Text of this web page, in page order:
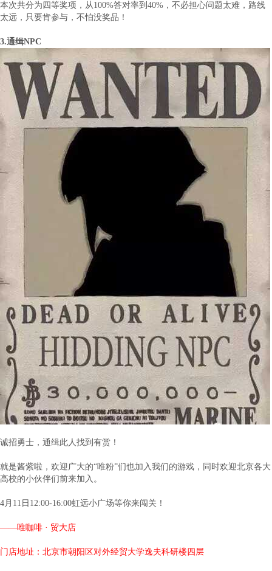
本次共分为四等奖项，从100%答对率到40%，不必担心问题太难，路线
太远，只要肯参与，不怕没奖品！
3.通缉NPC
诚招勇士，通缉此人找到有赏！
就是酱紫啦，欢迎广大的“唯粉”们也加入我们的游戏，同时欢迎北京各大
高校的小伙伴们前来加入。
4月11日12:00-16:00虹远小广场等你来闯关！
——唯咖啡 · 贸大店
门店地址：北京市朝阳区对外经贸大学逸夫科研楼四层